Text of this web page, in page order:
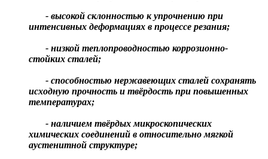
- высокой склонностью к упрочнению при
интенсивных деформациях в процессе резания;
- низкой теплопроводностью коррозионно-
стойких сталей;
- способностью нержавеющих сталей сохранять
исходную прочность и твёрдость при повышенных
температурах;
- наличием твёрдых микроскопических
химических соединений в относительно мягкой
аустенитной структуре;